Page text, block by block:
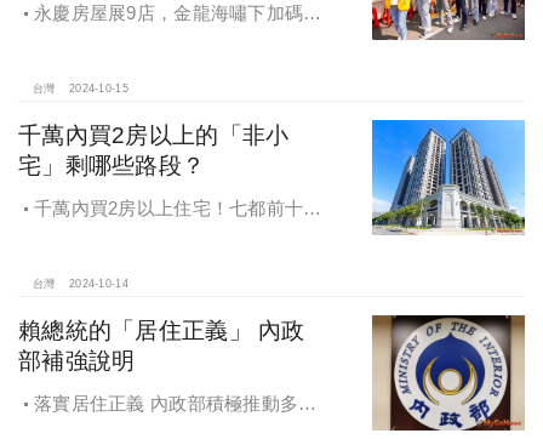
永慶房屋展9店，金龍海嘯下加碼員
福感，看得到更領得到！業務新人保
障前12個月每月5萬
台灣 2024-10-15
千萬內買2房以上的「非小
宅」剩哪些路段？
千萬內買2房以上住宅！七都前十大
台灣 2024-10-14
賴總統的「居住正義」 內政
部補強說明
落實居住正義 內政部積極推動多元